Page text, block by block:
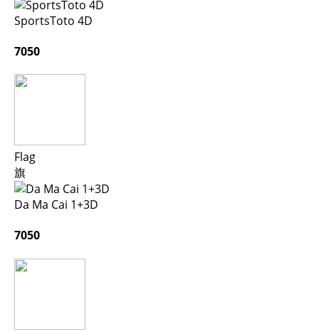
SportsToto 4D
7050
Flag
旗
Da Ma Cai 1+3D
7050